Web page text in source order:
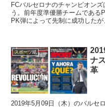
FCバルセロナのチャンピオン
う。前年度準優勝チームである
PK弾によって先制に成功した
もなく、最後はエース･ムバッ
スポーツ紙
ナ
革
2019年5月09日（木）のバルセ